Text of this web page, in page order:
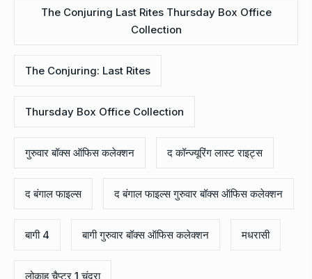
The Conjuring Last Rites Thursday Box Office
Collection
The Conjuring: Last Rites
Thursday Box Office Collection
गुरुवार बॉक्स ऑफिस कलेक्शन द कॉन्ज्यूरिंग लास्ट राइट्स
द बंगाल फाइल्स द बंगाल फाइल्स गुरुवार बॉक्स ऑफिस कलेक्शन
बागी 4 बागी गुरुवार बॉक्स ऑफिस कलेक्शन मधरासी
लोकाह चैप्टर 1 चंद्रा